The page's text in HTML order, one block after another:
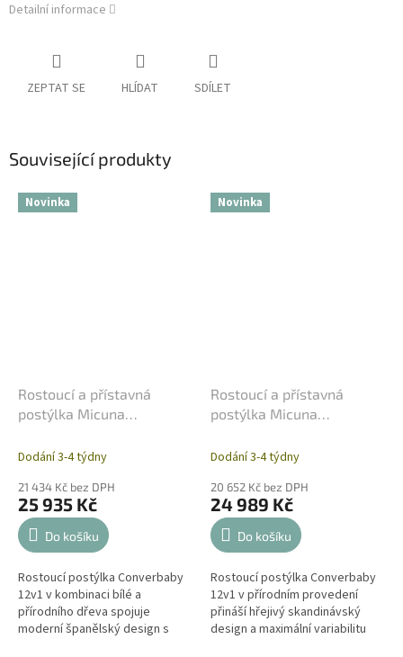
Detailní informace
ZEPTAT SE HLÍDAT SDÍLET
Související produkty
Novinka
Rostoucí a přístavná
postýlka Micuna
přírodní
Dodání 3-4 týdny
21 434 Kč bez DPH
25 935 Kč
Do košíku
Rostoucí postýlka Converbaby
12v1 v kombinaci bílé a
přírodního dřeva spojuje
moderní španělský design s
Novinka
Rostoucí a přístavná
postýlka Micuna
Dodání 3-4 týdny
20 652 Kč bez DPH
24 989 Kč
Do košíku
Rostoucí postýlka Converbaby
12v1 v přírodním provedení
přináší hřejivý skandinávský
design a maximální variabilitu